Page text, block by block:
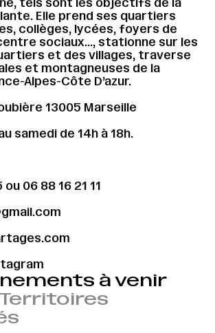
13005 Marseille
samedi de 14h à 18h.
ou 06 88 16 21 11
tels sont les objectifs de la
Elle prend ses quartiers
collèges, lycées, foyers de
sociaux…, stationne sur les
et des villages, traverse
et montagneuses de la
Alpes-Côte D’azur.
à venir